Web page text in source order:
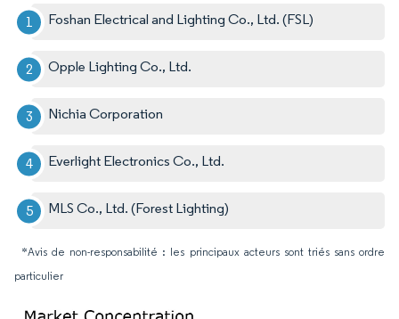
Foshan Electrical and Lighting Co., Ltd. (FSL)
Opple Lighting Co., Ltd.
Nichia Corporation
Everlight Electronics Co., Ltd.
MLS Co., Ltd. (Forest Lighting)
*Avis de non-responsabilité : les principaux acteurs sont triés sans ordre
particulier